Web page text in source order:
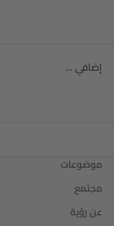
إضافي ...
موضوعات
مجتمع
عن رؤية